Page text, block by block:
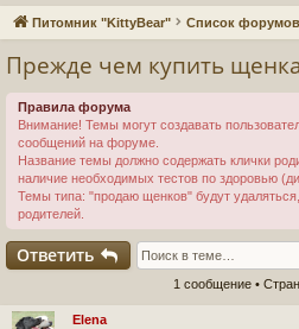
ы
и
ум
Питомник "KittyBear" Список форумов
Прежде чем купить щенка
Правила форума
Внимание! Темы могут создавать
сообщений на форуме.
Название темы должно содержать клички
наличие необходимых тестов по здоровью
Темы типа: "продаю щенков" будут
родителей.
Ответить
1 сообщение •
Elena